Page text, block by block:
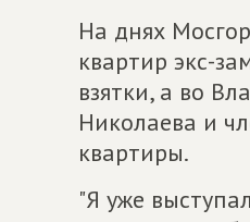
На днях
квартир экс-
взятки, а во
Николаева и
квартиры.
"Я уже